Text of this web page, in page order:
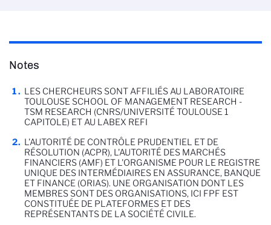
Notes
LES CHERCHEURS SONT AFFILIÉS AU LABORATOIRE
TOULOUSE SCHOOL OF MANAGEMENT RESEARCH -
TSM RESEARCH (CNRS/UNIVERSITÉ TOULOUSE 1
CAPITOLE) ET AU LABEX REFI
L'AUTORITÉ DE CONTRÔLE PRUDENTIEL ET DE
RÉSOLUTION (ACPR), L'AUTORITÉ DES MARCHÉS
FINANCIERS (AMF) ET L'ORGANISME POUR LE REGISTRE
UNIQUE DES INTERMÉDIAIRES EN ASSURANCE, BANQUE
ET FINANCE (ORIAS). UNE ORGANISATION DONT LES
MEMBRES SONT DES ORGANISATIONS, ICI FPF EST
CONSTITUÉE DE PLATEFORMES ET DES
REPRÉSENTANTS DE LA SOCIÉTÉ CIVILE.